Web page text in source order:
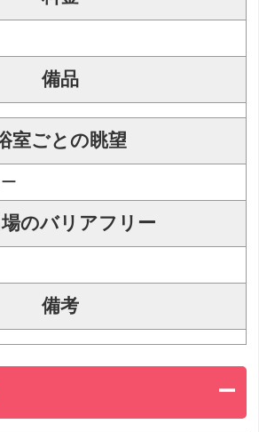
備品
室ごとの眺望
のバリアフリー
備考